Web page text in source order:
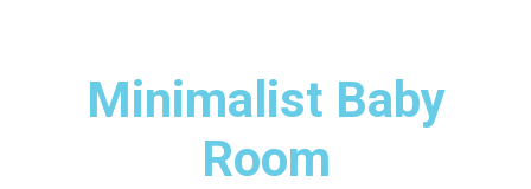
Minimalist Baby
Room